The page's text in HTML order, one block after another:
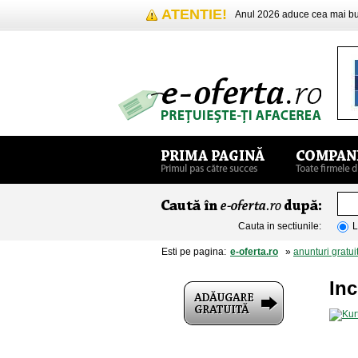
ATENTIE! Anul 2026 aduce cea mai
Cauta in sectiunile:
Esti pe pagina: e-oferta.ro » anunturi